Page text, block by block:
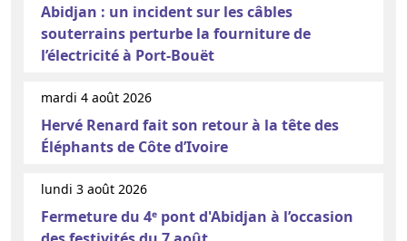
Abidjan : un incident sur les câbles
souterrains perturbe la fourniture de
l’électricité à Port-Bouët
mardi 4 août 2026
Hervé Renard fait son retour à la tête des
Éléphants de Côte d’Ivoire
lundi 3 août 2026
Fermeture du 4ᵉ pont d'Abidjan à l’occasion